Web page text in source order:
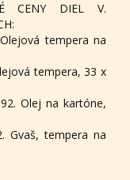
CENY DIEL V.
tempera na
tempera, 33 x
Olej na kartóne,
Gvaš, tempera na